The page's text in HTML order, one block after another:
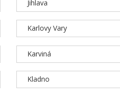
Jihlava
Karlovy Vary
Karviná
Kladno